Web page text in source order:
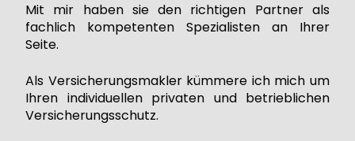
Mit mir haben sie den richtigen Partner als
fachlich kompetenten Spezialisten an Ihrer
Seite.
Als Versicherungsmakler kümmere ich mich um
Ihren individuellen privaten und betrieblichen
Versicherungsschutz.